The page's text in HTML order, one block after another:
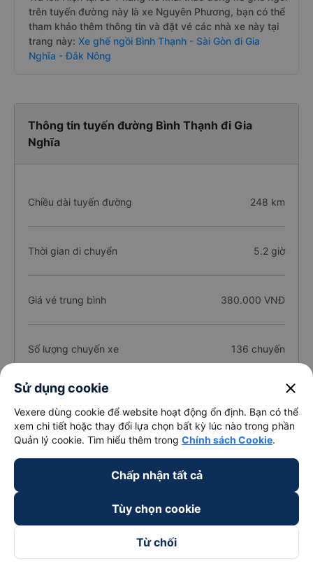
trên tuyến đường này là xe Nguyên Phương, bạn có thể
tham khảo thêm thông tin và đặt vé các nhà xe này tại
trang này: Xe ghế ngồi Bình Thạnh - Sài Gòn đi Gia
Nghĩa - Đắk Nông
Thông tin tuyến đường Bình Thạnh đi Gia
Nghĩa
Chiều dài tuyến đường 248 km
Thời gian di chuyển 5.2 giờ
Giá vé trung bình 380.000 VNĐ
Số lượng chuyến xe 136 chuyến
Số lượng nhà xe
Giới thiệu tuyến đường xe đi Gia Nghĩa -
Đắk Nông từ Bình Thạnh - Sài Gòn
1. Về chất lượng, review, đánh giá nhà xe Bình Thạnh
- Sài Gòn Gia Nghĩa - Đắk Nông
Sử dụng cookie close
Vexere dùng cookie để website hoạt động ổn định. Bạn có thể
xem chi tiết hoặc thay đổi lựa chọn bất kỳ lúc nào trong phần
Quản lý cookie. Tìm hiểu thêm trong Chính sách Cookie.
Chấp nhận tất cả
Tùy chọn cookie
Từ chối